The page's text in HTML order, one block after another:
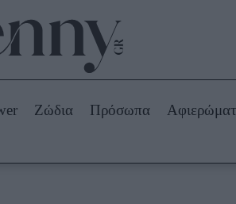
Beauty -
Ομορφιά
Skincare
Μακιγιάζ
Ζώδια Πρόσωπα